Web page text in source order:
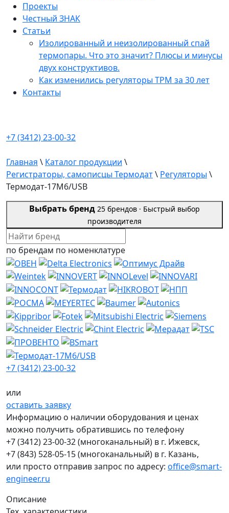
Проекты
Честный ЗНАК
Статьи
Изолированный и неизолированный спай
термопары. Что это значит? Плюсы и минусы
двух конструктивов.
Как изменились регуляторы ТРМ за 30 лет
Контакты
+7 (3412) 23-00-32
Главная \ Каталог продукции \
Регистраторы, самописцы Термодат\ Регуляторы \
Термодат-17M6/USB
Выбрать бренд 25 брендов · Быстрый выбор
производителя
по брендам по номенклатуре
+7 (3412) 23-00-32
или
оставить заявку
Информацию о наличии оборудования и ценах
можно получить обратившись по телефону
+7 (3412) 23-00-32(многоканальный) в г. Ижевск,
+7 (843) 528-05-15(многоканальный) в г. Казань,
или просто отправив запрос по адресу: office@smart-
engineer.ru
Описание